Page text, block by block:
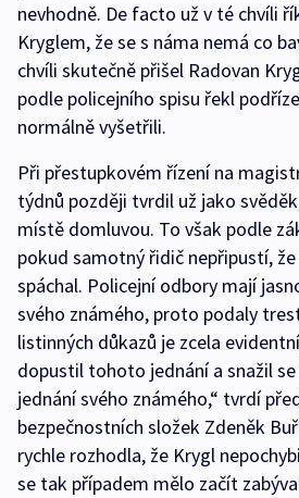
nevhodně. De facto už v té chvíli
Kryglem, že se s náma nemá co
chvíli skutečně přišel Radovan
podle policejního spisu řekl
normálně vyšetřili.
Při přestupkovém řízení na
týdnů později tvrdil už jako
místě domluvou. To však podle
pokud samotný řidič nepřipustí,
spáchal. Policejní odbory mají
svého známého, proto podaly
listinných důkazů je zcela
dopustil tohoto jednání a snažil
jednání svého známého,“ tvrdí
bezpečnostních složek Zdeněk
rychle rozhodla, že Krygl
se tak případem mělo začít